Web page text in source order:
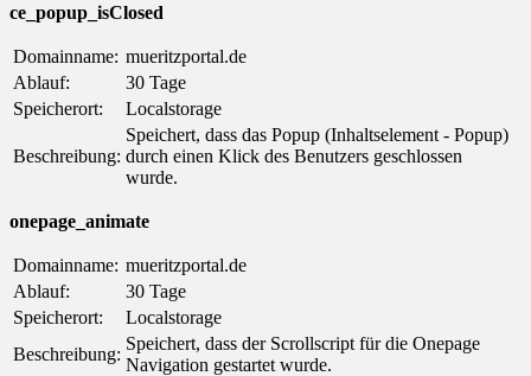
ce_popup_isClosed
Domainname: mueritzportal.de
Ablauf:
30 Tage
Speicherort:
Localstorage
Beschreibung:
Speichert, dass das Popup (Inhaltselement - Popup)
durch einen Klick des Benutzers geschlossen
wurde.
onepage_animate
Domainname: mueritzportal.de
Ablauf:
30 Tage
Speicherort:
Localstorage
Beschreibung:
Speichert, dass der Scrollscript für die Onepage
Navigation gestartet wurde.